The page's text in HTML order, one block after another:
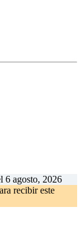
6 agosto, 2026
recibir este